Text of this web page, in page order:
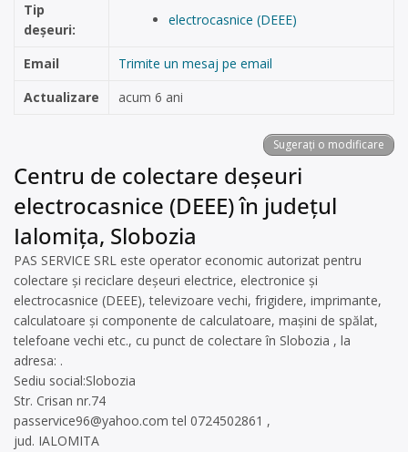
Tip
deșeuri:
electrocasnice (DEEE)
Email
Trimite un mesaj pe email
Actualizare
acum 6 ani
Sugerați o modificare
Centru de colectare deșeuri
electrocasnice (DEEE) în județul
Ialomița, Slobozia
PAS SERVICE SRL este operator economic autorizat pentru
colectare și reciclare deșeuri electrice, electronice și
electrocasnice (DEEE), televizoare vechi, frigidere, imprimante,
calculatoare și componente de calculatoare, mașini de spălat,
telefoane vechi etc., cu punct de colectare în Slobozia , la
adresa: .
Sediu social:Slobozia
Str. Crisan nr.74
passervice96@yahoo.com tel 0724502861 ,
jud. IALOMITA